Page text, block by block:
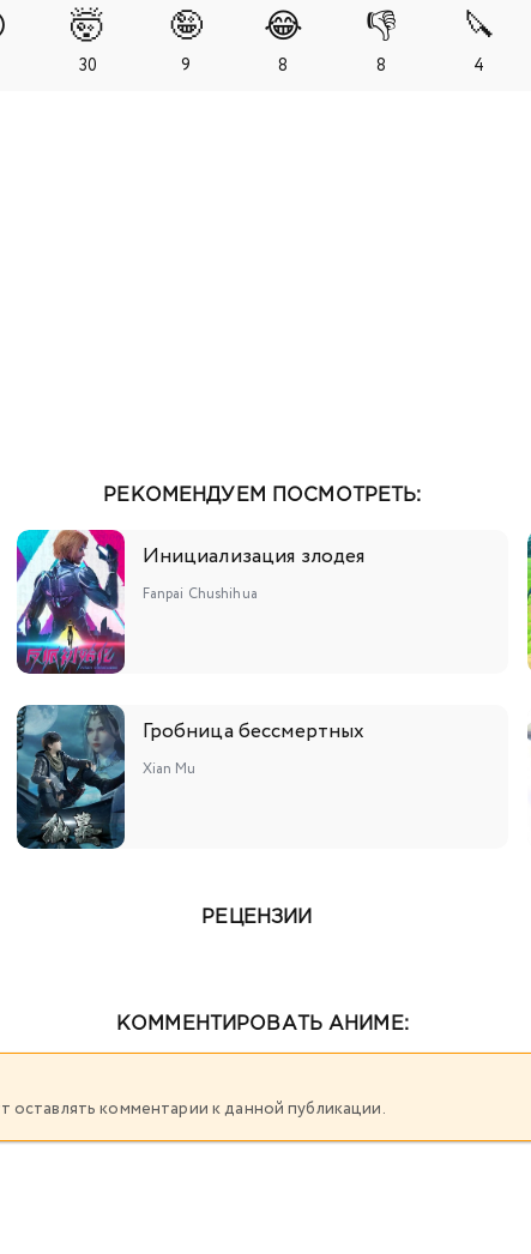
🤯
30
🤪
9
😂
8
👎
8
🔪
4
РЕКОМЕНДУЕМ ПОСМОТРЕТЬ:
Инициализация злодея
Fanpai Chushihua
Гробница бессмертных
Xian Mu
РЕЦЕНЗИИ
КОММЕНТИРОВАТЬ АНИМЕ:
оставлять комментарии к данной публикации.